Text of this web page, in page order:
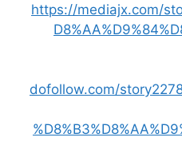
https://mediajx.com/
dofollow.com/